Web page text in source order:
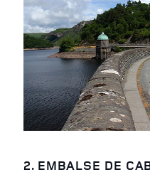
2. EMBALSE DE